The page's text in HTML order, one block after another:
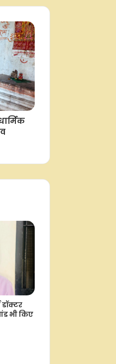
सिंह
सीएम
से भी की
ऑफिस
की
घेराव की
बोझ :
ने
के
भी किए